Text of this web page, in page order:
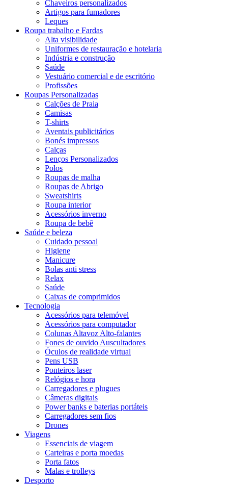
Chaveiros personalizados
Artigos para fumadores
Leques
Roupa trabalho e Fardas
Alta visibilidade
Uniformes de restauração e hotelaria
Indústria e construção
Saúde
Vestuário comercial e de escritório
Profissões
Roupas Personalizadas
Calções de Praia
Camisas
T-shirts
Aventais publicitários
Bonés impressos
Calças
Lenços Personalizados
Polos
Roupas de malha
Roupas de Abrigo
Sweatshirts
Roupa interior
Acessórios inverno
Roupa de bebê
Saúde e beleza
Cuidado pessoal
Higiene
Manicure
Bolas anti stress
Relax
Saúde
Caixas de comprimidos
Tecnologia
Acessórios para telemóvel
Acessórios para computador
Colunas Altavoz Alto-falantes
Fones de ouvido Auscultadores
Óculos de realidade virtual
Pens USB
Ponteiros laser
Relógios e hora
Carregadores e plugues
Câmeras digitais
Power banks e baterias portáteis
Carregadores sem fios
Drones
Viagens
Essenciais de viagem
Carteiras e porta moedas
Porta fatos
Malas e trolleys
Desporto